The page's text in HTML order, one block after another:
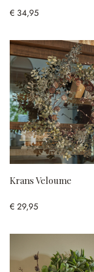
€ 34,95
Krans Veloume
€ 29,95